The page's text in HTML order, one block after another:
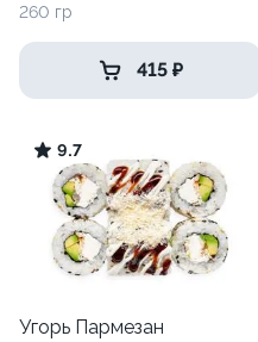
260 гр
415 ₽
9.7
Угорь Пармезан